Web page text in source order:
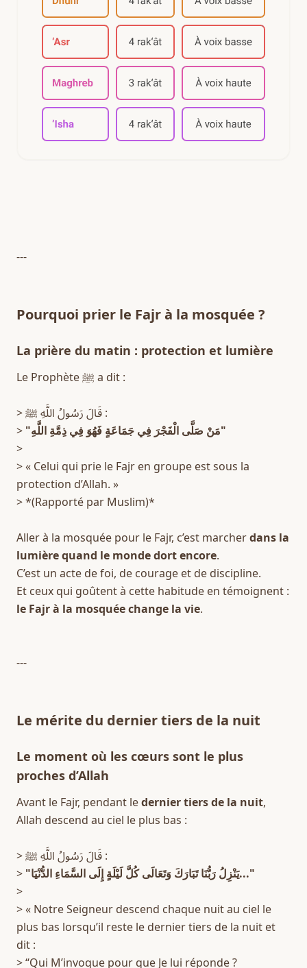
---
Pourquoi prier le Fajr à la mosquée ?
La prière du matin : protection et lumière
Le Prophète ﷺ a dit :
> قَالَ رَسُولُ اللَّهِ ﷺ :
>
"مَنْ صَلَّى الْفَجْرَ فِي جَمَاعَةٍ فَهُوَ فِي ذِمَّةِ اللَّهِ"
>
> « Celui qui prie le Fajr en groupe est sous la
protection d’Allah. »
> *(Rapporté par Muslim)*
Aller à la mosquée pour le Fajr, c’est marcher dans la
lumière quand le monde dort encore.
C’est un acte de foi, de courage et de discipline.
le Fajr à la mosquée change la vie.
---
Le mérite du dernier tiers de la nuit
Le moment où les cœurs sont le plus
proches d’Allah
Avant le Fajr, pendant le dernier tiers de la nuit,
Allah descend au ciel le plus bas :
> قَالَ رَسُولُ اللَّهِ ﷺ :
>
"يَنْزِلُ رَبُّنَا تَبَارَكَ وَتَعَالَى كُلَّ لَيْلَةٍ إِلَى السَّمَاءِ الدُّنْيَا..."
>
> « Notre Seigneur descend chaque nuit au ciel le
plus bas lorsqu’il reste le dernier tiers de la nuit et
dit :
> “Qui M’invoque pour que Je lui réponde ?